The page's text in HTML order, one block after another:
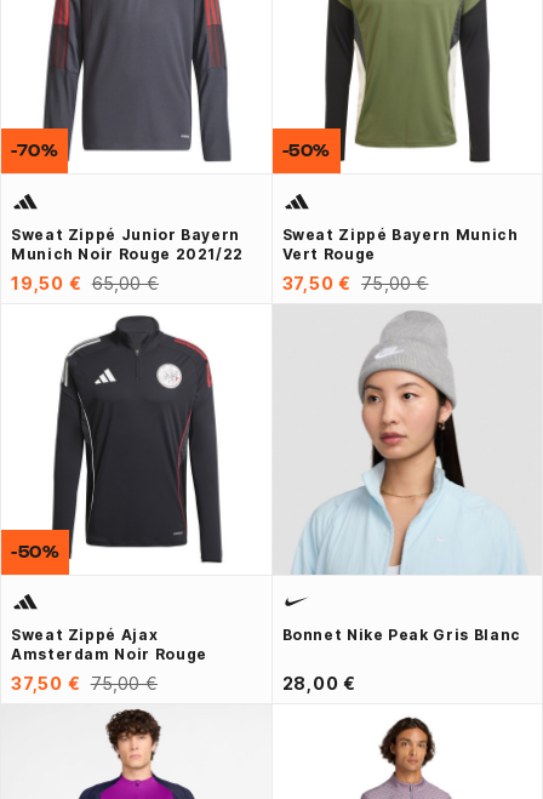
Sweat Zippé Junior Bayern
Munich Noir Rouge 2021/22
19,50 € 65,00 €
-70%
Sweat Zippé Bayern Munich
Vert Rouge
37,50 € 75,00 €
-50%
Sweat Zippé Ajax
Amsterdam Noir Rouge
37,50 € 75,00 €
-50%
Bonnet Nike Peak Gris Blanc
28,00 €